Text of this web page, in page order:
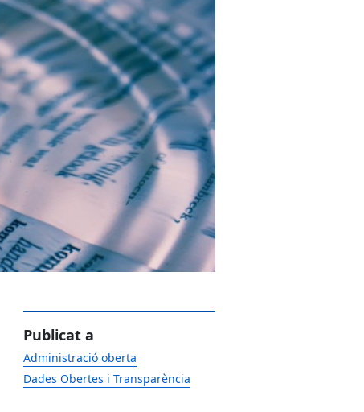
Publicat a
Administració oberta
Dades Obertes i Transparència